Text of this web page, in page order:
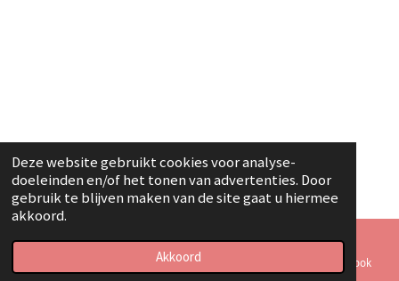
Deze website gebruikt cookies voor analyse-
doeleinden en/of het tonen van advertenties. Door
gebruik te blijven maken van de site gaat u hiermee
akkoord.
Akkoord
Telefoonnummer Facebook